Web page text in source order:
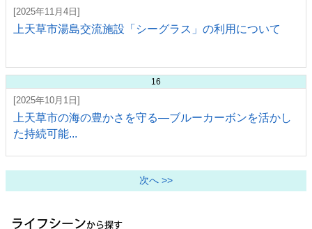
[2025年11月4日]
上天草市湯島交流施設「シーグラス」の利用について
16
[2025年10月1日]
上天草市の海の豊かさを守る―ブルーカーボンを活かし
た持続可能...
次へ >>